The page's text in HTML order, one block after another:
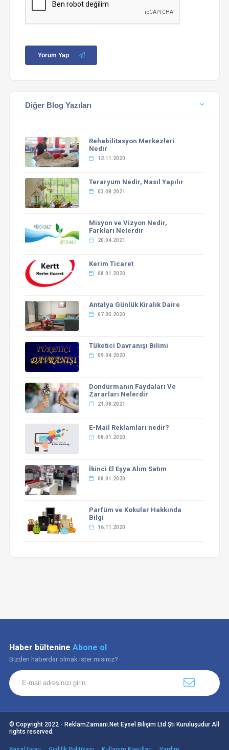
Yorum Yap
Diğer Blog Yazıları
Rehabilitasyon Merkezleri
Nedir
12.11.2020
Teraryum Nedir, Nasıl Yapılır
03.08.2021
Misyon ve Vizyon Nedir,
Farkları Nelerdir
20.04.2021
Kerim Ticaret
08.01.2020
Antalya Günlük Kiralık Daire
07.05.2020
Tüketici Davranışı Bilimi
09.04.2020
Dondurmanın Faydaları Ve
Zararları Nelerdir
21.08.2021
E-Mail Reklamları nedir?
08.01.2020
İkinci El Eşya Alım Satım
08.01.2020
Parfüm ve Kokular Hakkında
Bilgi
16.11.2020
Haber bültenine Abone ol
Bizden haberdar olmak ister misiniz?
© Copyright 2022 - ReklamZamani.Net Eysel Bilişim Ltd Şti Kuruluşudur All
rights reserved.